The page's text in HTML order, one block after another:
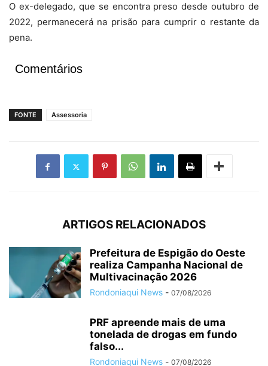
O ex-delegado, que se encontra preso desde outubro de
2022, permanecerá na prisão para cumprir o restante da
pena.
Comentários
FONTE Assessoria
ARTIGOS RELACIONADOS
Prefeitura de Espigão do Oeste
realiza Campanha Nacional de
Multivacinação 2026
Rondoniaqui News - 07/08/2026
PRF apreende mais de uma
tonelada de drogas em fundo
falso...
Rondoniaqui News - 07/08/2026